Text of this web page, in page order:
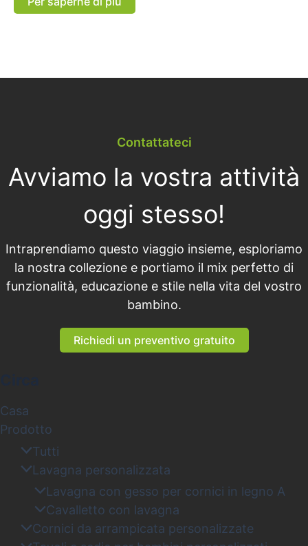
Contattateci
Avviamo la vostra attività
oggi stesso!
Intraprendiamo questo viaggio insieme, esploriamo
la nostra collezione e portiamo il mix perfetto di
funzionalità, educazione e stile nella vita del vostro
bambino.
Richiedi un preventivo gratuito
Casa
Prodotto
Tutti
Lavagna personalizzata
Lavagna con gesso per cornici in legno A
Cavalletto con lavagna
Cornici da arrampicata personalizzate